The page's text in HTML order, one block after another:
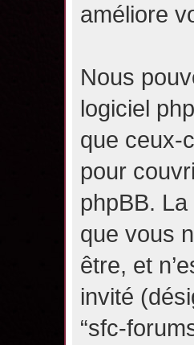
améliore
Nous
logiciel
que ceux-
pour
phpBB.
que vous
être, et
invité
“sfc-